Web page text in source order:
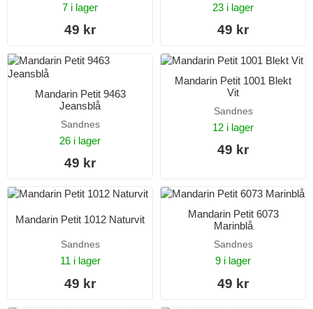
7 i lager
49 kr
23 i lager
49 kr
Mandarin Petit 9463
Jeansblå
Sandnes
26 i lager
49 kr
Mandarin Petit 1001 Blekt
Vit
Sandnes
12 i lager
49 kr
Mandarin Petit 1012 Naturvit
Sandnes
11 i lager
49 kr
Mandarin Petit 6073
Marinblå
Sandnes
9 i lager
49 kr